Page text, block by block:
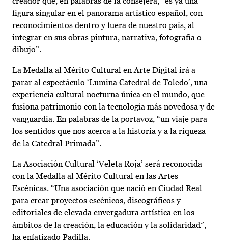
figura singular en el panorama artístico español, con
reconocimientos dentro y fuera de nuestro país, al
integrar en sus obras pintura, narrativa, fotografía o
dibujo”.
La Medalla al Mérito Cultural en Arte Digital irá a
parar al espectáculo ‘Lumina Catedral de Toledo’, una
experiencia cultural nocturna única en el mundo, que
fusiona patrimonio con la tecnología más novedosa y de
vanguardia. En palabras de la portavoz, “un viaje para
los sentidos que nos acerca a la historia y a la riqueza
de la Catedral Primada”.
La Asociación Cultural ‘Veleta Roja’ será reconocida
con la Medalla al Mérito Cultural en las Artes
Escénicas. “Una asociación que nació en Ciudad Real
para crear proyectos escénicos, discográficos y
editoriales de elevada envergadura artística en los
ámbitos de la creación, la educación y la solidaridad”,
ha enfatizado Padilla.